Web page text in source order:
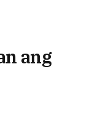
ang